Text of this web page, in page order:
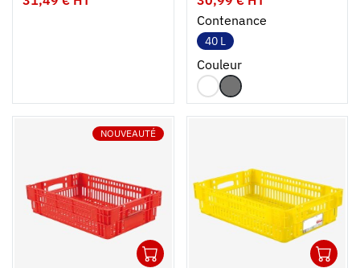
Contenance
40 L
Couleur
NOUVEAUTÉ